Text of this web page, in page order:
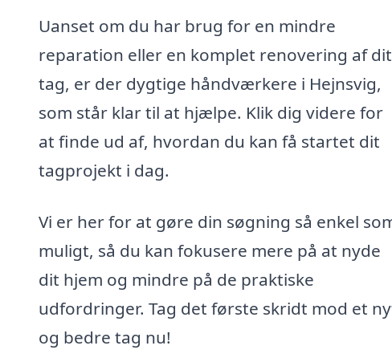
Uanset om du har brug for en mindre
reparation eller en komplet renovering af dit
tag, er der dygtige håndværkere i Hejnsvig,
som står klar til at hjælpe. Klik dig videre for
at finde ud af, hvordan du kan få startet dit
tagprojekt i dag.
Vi er her for at gøre din søgning så enkel
muligt, så du kan fokusere mere på at nyde
dit hjem og mindre på de praktiske
udfordringer. Tag det første skridt mod et
og bedre tag nu!